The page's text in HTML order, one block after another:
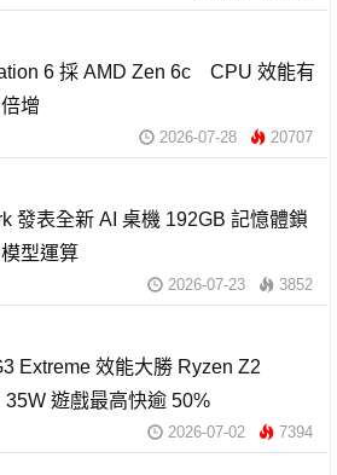
6 採 AMD Zen 6c CPU 效能有
增
2026-07-28 20707
發表全新 AI 桌機 192GB 記憶體鎖
型運算
2026-07-23 3852
Extreme 效能大勝 Ryzen Z2
遊戲最高快逾 50%
2026-07-02 7394